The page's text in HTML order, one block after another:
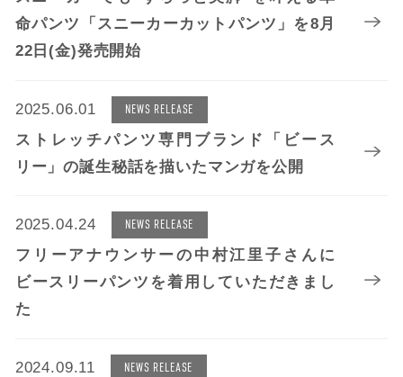
命パンツ「スニーカーカットパンツ」を8月
22日(金)発売開始
2025.06.01 NEWS RELEASE
ストレッチパンツ専門ブランド「ビース
リー」の誕生秘話を描いたマンガを公開
2025.04.24 NEWS RELEASE
フリーアナウンサーの中村江里子さんに
ビースリーパンツを着用していただきまし
た
2024.09.11 NEWS RELEASE